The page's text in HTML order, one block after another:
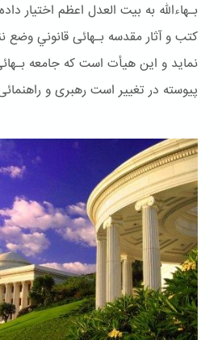
بـهاءالله به بیت العدل اعظم اختیار
کتب و آثار مقدسه بـهائی قانوني وضع
نماید و این هیأت است که جامعه
پیوسته در تغییر است رهبری و